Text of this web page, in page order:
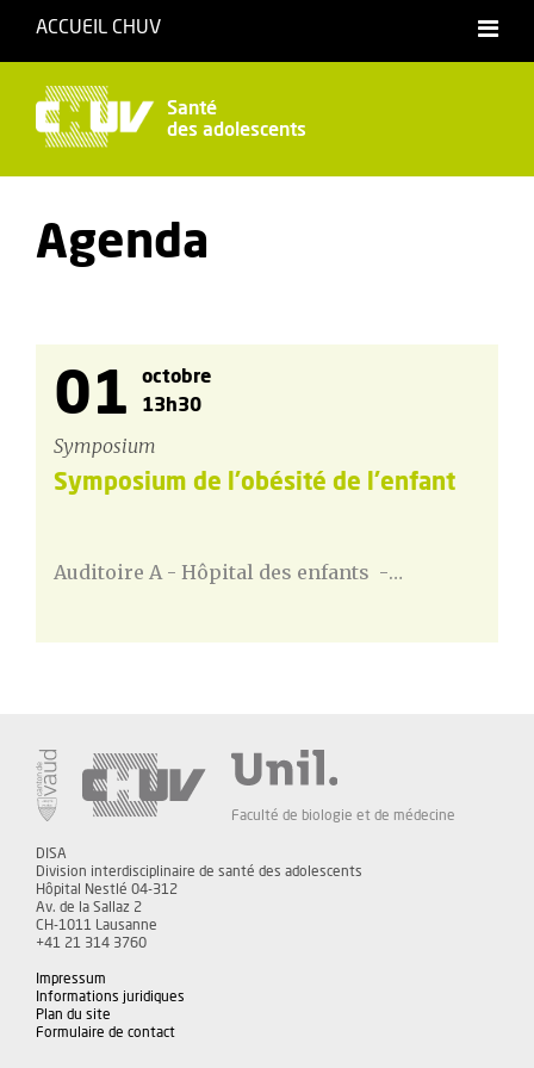
ACCUEIL CHUV
Santé
des adolescents
Agenda
01
octobre
13h30
Symposium
Symposium de l'obésité de l'enfant
Auditoire A - Hôpital des enfants -…
Faculté de biologie et de médecine
DISA
Division interdisciplinaire de santé des adolescents
Hôpital Nestlé 04-312
Av. de la Sallaz 2
CH-1011 Lausanne
+41 21 314 3760
Impressum
Informations juridiques
Plan du site
Formulaire de contact